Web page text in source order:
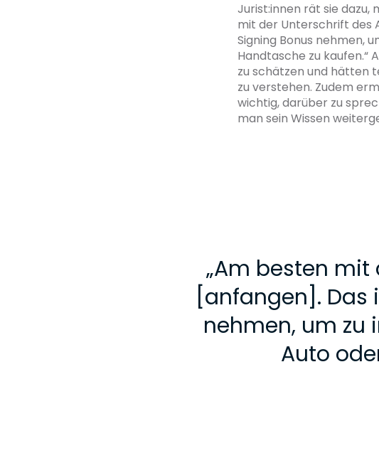
Jurist:innen rät sie dazu,
mit der Unterschrift des
Signing Bonus nehmen,
Handtasche zu kaufen.“
zu schätzen und hätten
zu verstehen. Zudem
wichtig, darüber zu
man sein Wissen
„Am besten mit
[anfangen].
nehmen, um zu
Auto